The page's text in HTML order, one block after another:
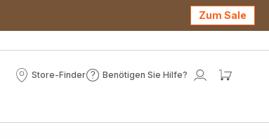
Zum Sale
Store-Finder
Store-
Benötigen Sie Hilfe?
Benötigen
Mein